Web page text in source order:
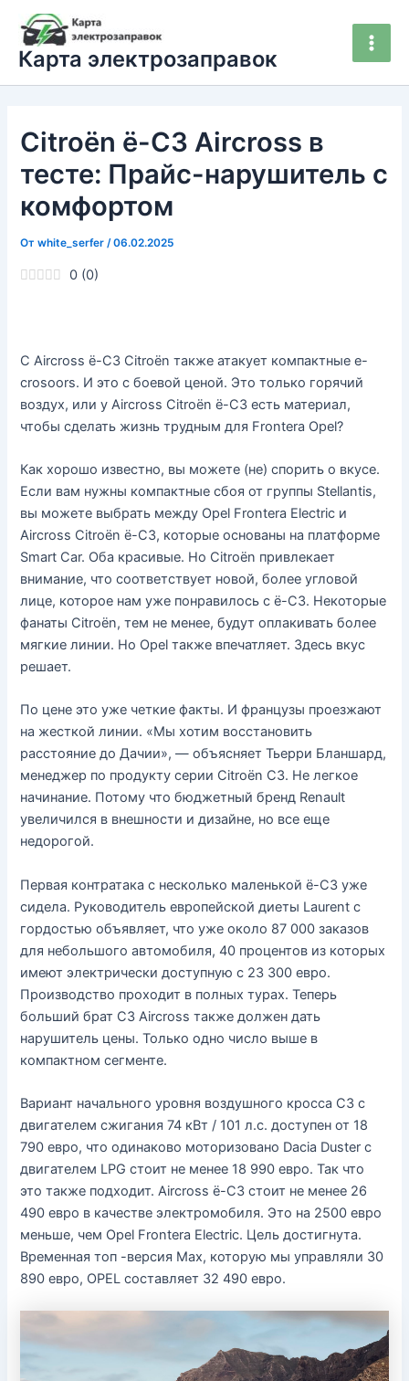
Перейти
содержимому
Карта электрозаправок
Citroën ë-C3 Aircross в
тесте: Прайс-нарушитель с
комфортом
Отwhite_serfer/06.02.2025
0 (0)
С Aircross ë-C3 Citroën также атакует компактные e-
crosoors. И это с боевой ценой. Это только горячий
воздух, или у Aircross Citroën ë-C3 есть материал,
чтобы сделать жизнь трудным для Frontera Opel?
Как хорошо известно, вы можете (не) спорить о вкусе.
Если вам нужны компактные сбоя от группы Stellantis,
вы можете выбрать между Opel Frontera Electric и
Aircross Citroën ë-C3, которые основаны на платформе
Smart Car. Оба красивые. Но Citroën привлекает
внимание, что соответствует новой, более угловой
лице, которое нам уже понравилось с ë-C3. Некоторые
фанаты Citroën, тем не менее, будут оплакивать более
мягкие линии. Но Opel также впечатляет. Здесь вкус
решает.
По цене это уже четкие факты. И французы проезжают
на жесткой линии. «Мы хотим восстановить
расстояние до Дачии», — объясняет Тьерри Бланшард,
менеджер по продукту серии Citroën C3. Не легкое
начинание. Потому что бюджетный бренд Renault
увеличился в внешности и дизайне, но все еще
недорогой.
Первая контратака с несколько маленькой ë-C3 уже
сидела. Руководитель европейской диеты Laurent с
гордостью объявляет, что уже около 87 000 заказов
для небольшого автомобиля, 40 процентов из которых
имеют электрически доступную с 23 300 евро.
Производство проходит в полных турах. Теперь
больший брат C3 Aircross также должен дать
нарушитель цены. Только одно число выше в
компактном сегменте.
Вариант начального уровня воздушного кросса C3 с
двигателем сжигания 74 кВт / 101 л.с. доступен от 18
790 евро, что одинаково моторизовано Dacia Duster с
двигателем LPG стоит не менее 18 990 евро. Так что
это также подходит. Aircross ë-C3 стоит не менее 26
490 евро в качестве электромобиля. Это на 2500 евро
меньше, чем Opel Frontera Electric. Цель достигнута.
Временная топ -версия Max, которую мы управляли 30
890 евро, OPEL составляет 32 490 евро.